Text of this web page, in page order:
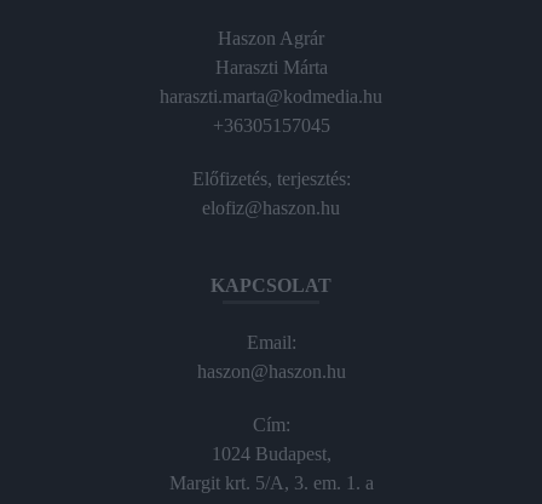
Haszon Agrár
Haraszti Márta
haraszti.marta@kodmedia.hu
+36305157045
Előfizetés, terjesztés:
elofiz@haszon.hu
KAPCSOLAT
Email:
haszon@haszon.hu
Cím:
1024 Budapest,
Margit krt. 5/A, 3. em. 1. a